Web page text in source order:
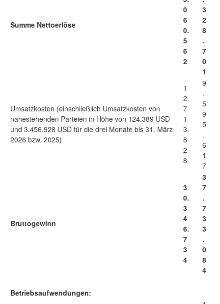
Summe Nettoerlöse
0
6
0.
5
6
2
3
2
8
.
7
0
1
Umsatzkosten (einschließlich Umsatzkosten von
nahestehenden Parteien in Höhe von 124.389 USD
und 3.456.928 USD für die drei Monate bis 31. März
2026 bzw. 2025)
1
2.
7
1
3.
8
2
8
9
.
5
9
5
.
6
1
7
Bruttogewinn
3
0.
3
4
6.
7
3
4
3
7
.
7
3
3
.
0
8
4
Betriebsaufwendungen: